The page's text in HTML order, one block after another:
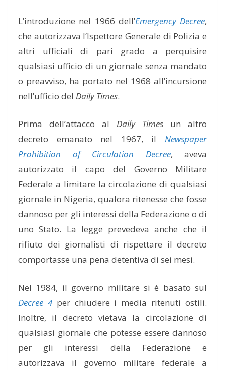
L’introduzione nel 1966 dell’Emergency Decree,
che autorizzava l’Ispettore Generale di Polizia e
altri ufficiali di pari grado a perquisire
qualsiasi ufficio di un giornale senza mandato
o preavviso, ha portato nel 1968 all’incursione
nell’ufficio del Daily Times.
Prima dell’attacco al Daily Times un altro
decreto emanato nel 1967, il Newspaper
Prohibition of Circulation Decree, aveva
autorizzato il capo del Governo Militare
Federale a limitare la circolazione di qualsiasi
giornale in Nigeria, qualora ritenesse che fosse
dannoso per gli interessi della Federazione o di
uno Stato. La legge prevedeva anche che il
rifiuto dei giornalisti di rispettare il decreto
comportasse una pena detentiva di sei mesi.
Nel 1984, il governo militare si è basato sul
Decree 4per chiudere i media ritenuti ostili.
Inoltre, il decreto vietava la circolazione di
qualsiasi giornale che potesse essere dannoso
per gli interessi della Federazione e
autorizzava il governo militare federale a